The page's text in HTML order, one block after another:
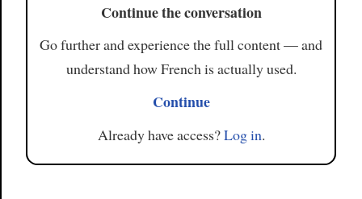
Continue the conversation
Go further and experience the full content — and
understand how French is actually used.
Continue
Already have access?Log in.